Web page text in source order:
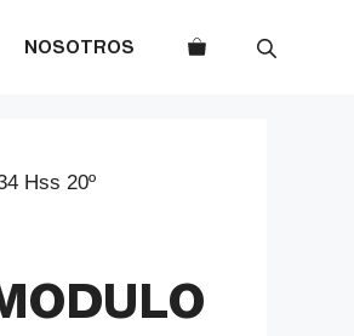
NOSOTROS
Hss 20º